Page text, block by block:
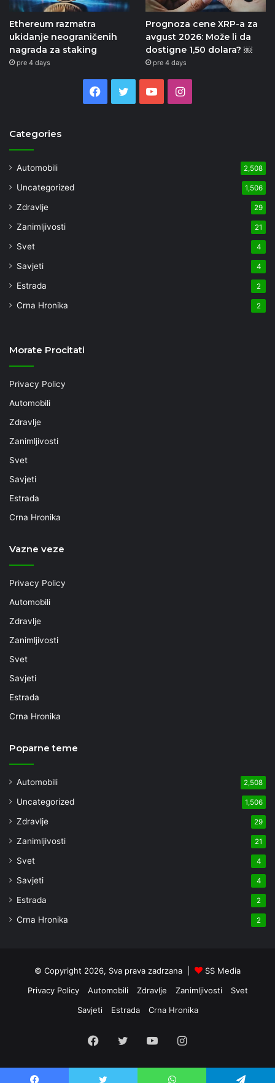
Ethereum razmatra
ukidanje neograničenih
nagrada za staking
pre 4 days
Prognoza cene XRP-a za
avgust 2026: Može li da
dostigne 1,50 dolara? ￼
pre 4 days
Facebook
TwitterYouTubeInstagram
Categories
Automobili 2,508
Uncategorized 1,506
Zdravlje 29
Zanimljivosti 21
Svet 4
Savjeti 4
Estrada 2
Crna Hronika 2
Morate Procitati
Privacy Policy
Automobili
Zdravlje
Zanimljivosti
Svet
Savjeti
Estrada
Crna Hronika
Vazne veze
Privacy Policy
Automobili
Zdravlje
Zanimljivosti
Svet
Savjeti
Estrada
Crna Hronika
Poparne teme
Automobili 2,508
Uncategorized 1,506
Zdravlje 29
Zanimljivosti 21
Svet 4
Savjeti 4
Estrada 2
Crna Hronika 2
© Copyright 2026, Sva prava zadrzana |
SS Media
Privacy Policy
Automobili Zdravlje Zanimljivosti
Svet
Savjeti
Estrada Crna Hronika
Facebook
TwitterYouTubeInstagram